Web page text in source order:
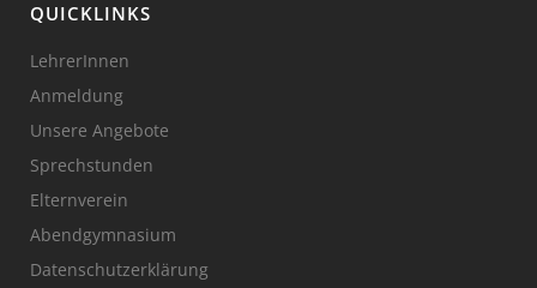
QUICKLINKS
LehrerInnen
Anmeldung
Unsere Angebote
Sprechstunden
Elternverein
Abendgymnasium
Datenschutzerklärung